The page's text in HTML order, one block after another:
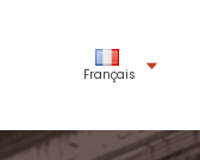
Français